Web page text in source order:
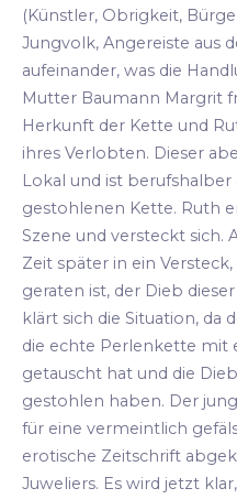
(Künstler, Obrigkeit,
Jungvolk, Angereiste aus
aufeinander, was die
Mutter Baumann Margrit
Herkunft der Kette und
ihres Verlobten. Dieser
Lokal und ist berufshalber
gestohlenen Kette. Ruth
Szene und versteckt sich.
Zeit später in ein
geraten ist, der Dieb
klärt sich die Situation, da
die echte Perlenkette mit
getauscht hat und die
gestohlen haben. Der
für eine vermeintlich
erotische Zeitschrift
Juweliers. Es wird jetzt